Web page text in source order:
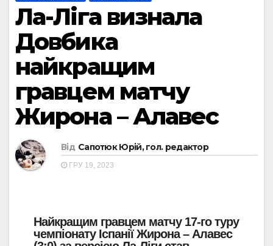
Ла-Ліга визнала
Довбика
найкращим
гравцем матчу
Жирона – Алавес
Від Сапотюк Юрій, гол. редактор
ГРУ 19, 2023
Найкращим гравцем матчу 17-го туру
чемпіонату Іспанії Жирона – Алавес